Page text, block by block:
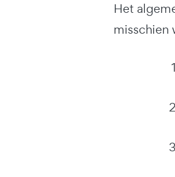
Het
misschien